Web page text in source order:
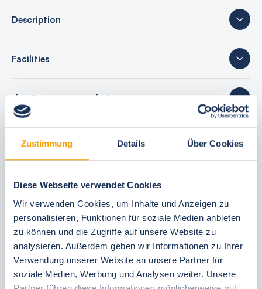
Zustimmung Details Über Cookies
Diese Webseite verwendet Cookies
Wir verwenden Cookies, um Inhalte und Anzeigen zu
personalisieren, Funktionen für soziale Medien anbieten
zu können und die Zugriffe auf unsere Website zu
analysieren. Außerdem geben wir Informationen zu Ihrer
Verwendung unserer Website an unsere Partner für
soziale Medien, Werbung und Analysen weiter. Unsere
Description
Facilities
sleeping accommodations
Your booking benefits
best price guarantee
Reserve free of charge for 24 hours
30 Tage vor Anreise kostenfrei stornieren
Flexible arrival and departure 24/7